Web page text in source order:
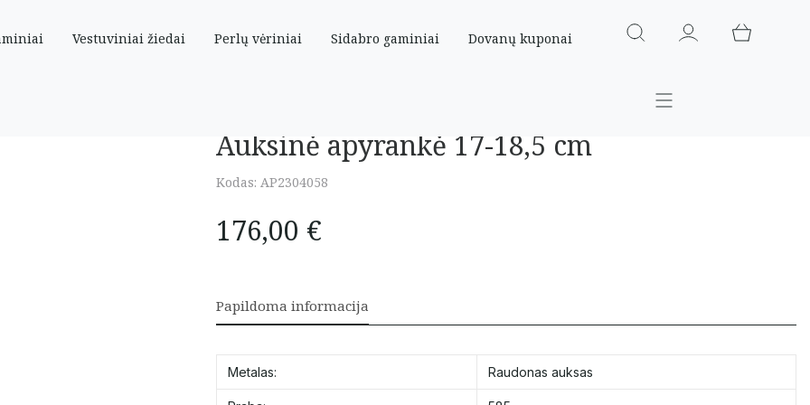
Vestuviniai žiedai Perlų vėriniai Sidabro gaminiai Dovanų kuponai
Auksinė apyrankė 17-18,5 cm
Kodas: AP2304058
176,00 €
Papildoma informacija
Metalas: Raudonas auksas